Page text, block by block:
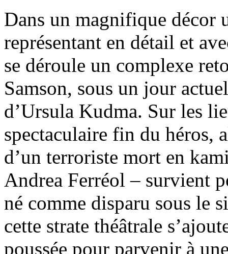
Dans un magnifique décor
représentant en détail et
se déroule un complexe
Samson, sous un jour
d’Ursula Kudma. Sur les
spectaculaire fin du héros,
d’un terroriste mort en
Andrea Ferréol – survient
né comme disparu sous le
cette strate théâtrale
poussée pour parvenir à